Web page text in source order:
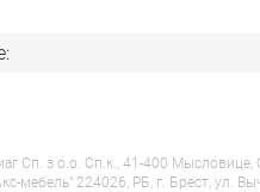
Сп. з о.о. Сп.к., 41-400
мебель" 224026, РБ, г. Брест, ул.